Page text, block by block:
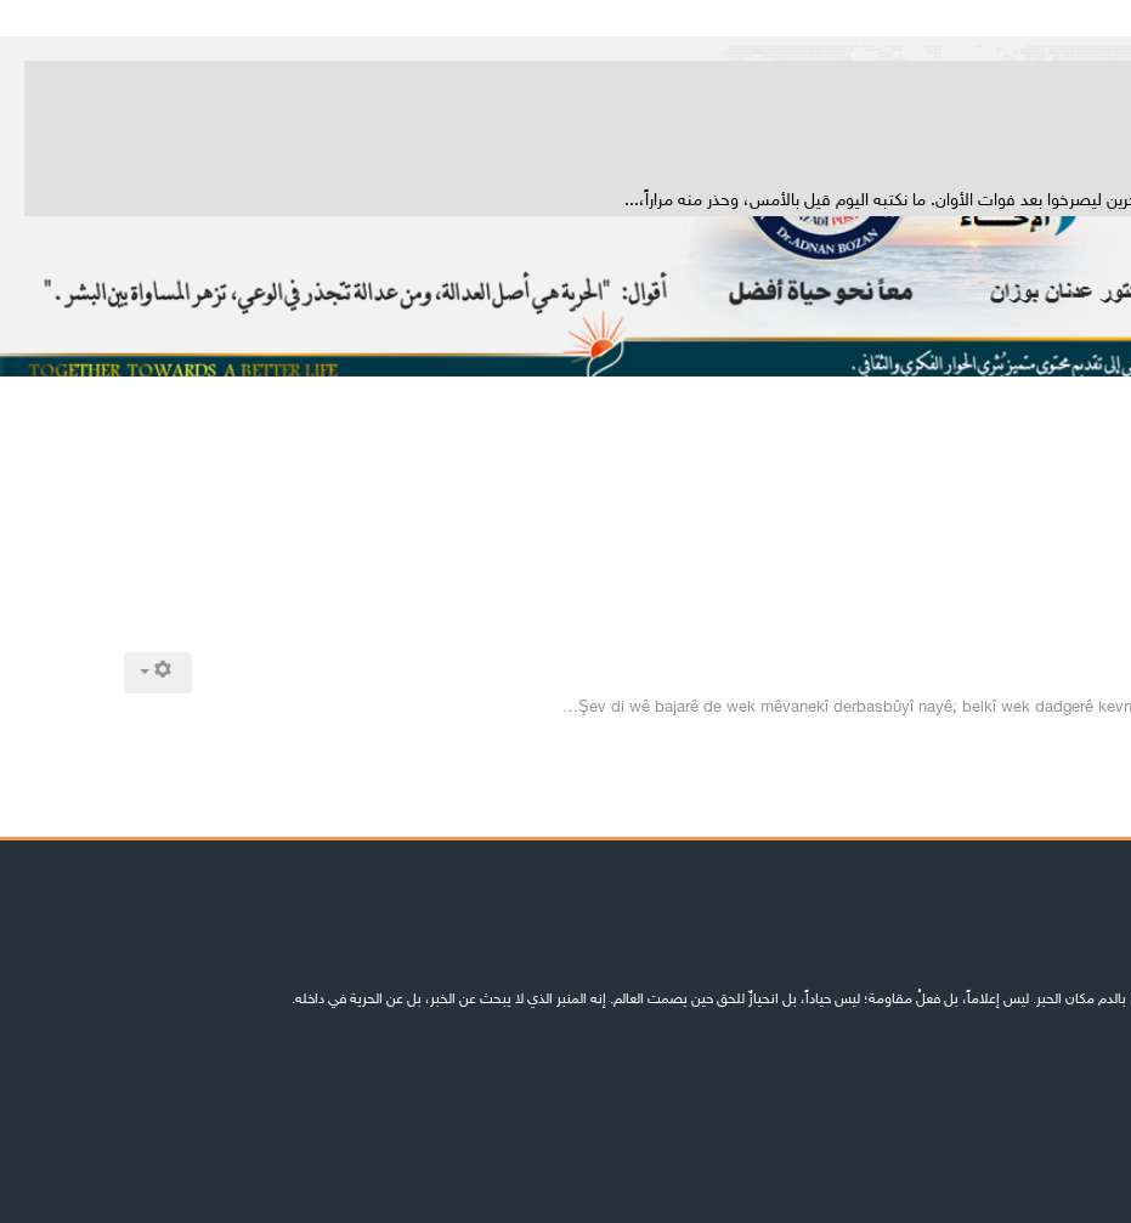
ليصرخوا بعد فوات الأوان. ما نكتبه اليوم قيل بالأمس، وحذر منه مراراً،...
Şev di wê bajarê de wek mêvanekî derbasbûyî nayê; belkî wek dadgerê
مكان الحبر. ليس إعلاماً، بل فعلُ مقاومة؛ ليس حياداً، بل انحيازٌ للحق حين يصمت العالم. إنه المنبر الذي لا يبحث عن الخبر، بل عن الحرية في داخله.